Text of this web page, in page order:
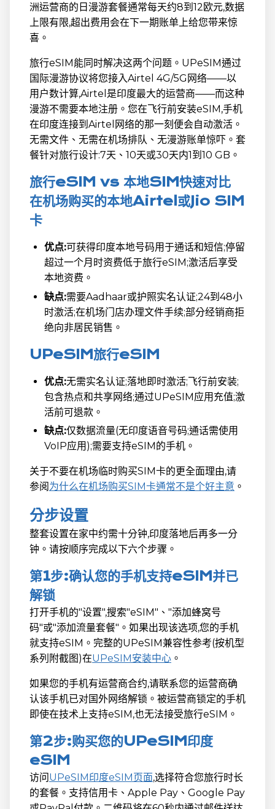
洲运营商的日漫游套餐通常每天约8到12欧元,数据
上限有限,超出费用会在下一期账单上给您带来惊
喜。
旅行eSIM能同时解决这两个问题。UPeSIM通过
国际漫游协议将您接入Airtel 4G/5G网络——以
用户数计算,Airtel是印度最大的运营商——而这种
漫游不需要本地注册。您在飞行前安装eSIM,手机
在印度连接到Airtel网络的那一刻便会自动激活。
无需文件、无需在机场排队、无漫游账单惊吓。套
餐针对旅行设计:7天、10天或30天内1到10 GB。
旅行eSIM vs 本地SIM快速对比
在机场购买的本地Airtel或Jio SIM
卡
优点:可获得印度本地号码用于通话和短信;停留
超过一个月时资费低于旅行eSIM;激活后享受
本地资费。
缺点:需要Aadhaar或护照实名认证;24到48小
时激活;在机场门店办理文件手续;部分经销商拒
绝向非居民销售。
UPeSIM旅行eSIM
优点:无需实名认证;落地即时激活;飞行前安装;
包含热点和共享网络;通过UPeSIM应用充值;激
活前可退款。
缺点:仅数据流量(无印度语音号码;通话需使用
VoIP应用);需要支持eSIM的手机。
关于不要在机场临时购买SIM卡的更全面理由,请
参阅为什么在机场购买SIM卡通常不是个好主意 。
分步设置
整套设置在家中约需十分钟,印度落地后再多一分
钟。请按顺序完成以下六个步骤。
第1步:确认您的手机支持eSIM并已
解锁
打开手机的"设置",搜索"eSIM"、"添加蜂窝号
码"或"添加流量套餐"。如果出现该选项,您的手机
就支持eSIM。完整的UPeSIM兼容性参考(按机型
系列附截图)在UPeSIM安装中心 。
如果您的手机有运营商合约,请联系您的运营商确
认该手机已对国外网络解锁。被运营商锁定的手机
即使在技术上支持eSIM,也无法接受旅行eSIM。
第2步:购买您的UPeSIM印度
eSIM
访问UPeSIM印度eSIM页面,选择符合您旅行时长
的套餐。支持信用卡、Apple Pay、Google Pay